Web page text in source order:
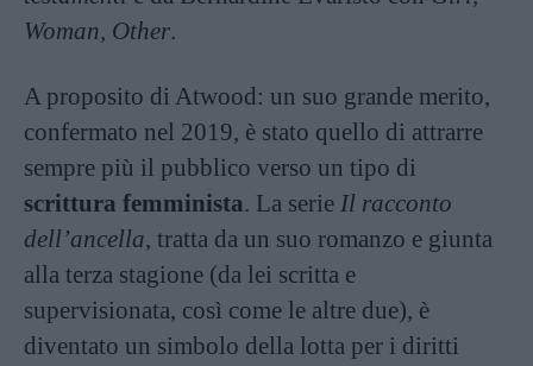
Woman, Other.
A proposito di Atwood: un suo grande merito,
confermato nel 2019, è stato quello di attrarre
sempre più il pubblico verso un tipo di
scrittura femminista. La serie Il racconto
dell’ancella, tratta da un suo romanzo e giunta
alla terza stagione (da lei scritta e
supervisionata, così come le altre due), è
diventato un simbolo della lotta per i diritti